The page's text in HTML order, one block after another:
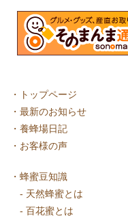
・
トップページ
・ 最新のお知らせ
・ 養蜂場日記
・ お客様の声
・ 蜂蜜豆知識
- 天然蜂蜜とは
- 百花蜜とは